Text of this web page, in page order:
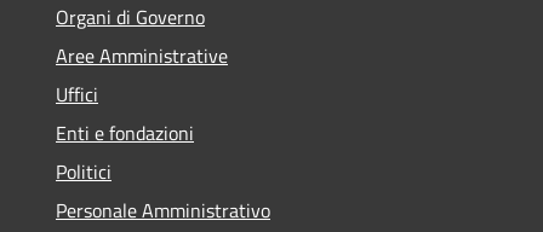
Organi di Governo
Aree Amministrative
Uffici
Enti e fondazioni
Politici
Personale Amministrativo